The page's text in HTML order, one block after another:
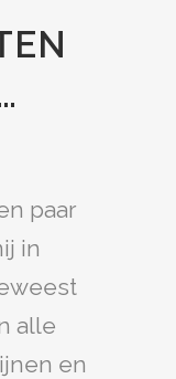
paar
in
alle
en